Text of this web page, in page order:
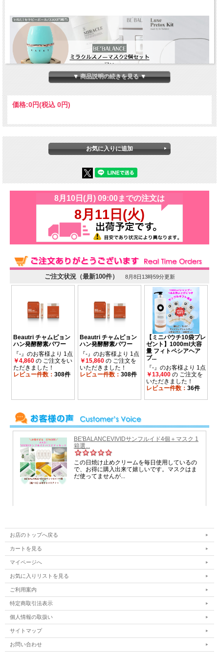
VAVET セラピーボール
ローリング動作により筋肉が弛緩し、刺激を与
えずに心地よい感触を与えます。
マッサージボール1つで筋肉痛や筋膜リリース
のケアと緊張の緩和を同時に行えるマルチセラ
ピー商品です。
冷却してお顔や身体の鎮静とクーリングマッ
サージ
して血行促進・疲労軽減のためのマッサ
ージ
常温で筋肉の凝りやハリを緩めるマッサージ
VAVET セラピーボールはクーリングとマ
ッサージに最適化されたビューティー＆
ヘルスデバイスです。
手軽に多目的ローリングマッサージ機として使
用でき、クーリングをしない時はローリングマ
ッサージ機でクーリングマッサージをする時は
冷凍庫で３時間以上凍らせてから使用します。
▼ 商品説明の続きを見る ▼
価格:0円(税込 0円)
お店のトップへ戻る
カートを見る
マイページへ
お気に入りリストを見る
ご利用案内
特定商取引法表示
個人情報の取扱い
サイトマップ
お問い合わせ